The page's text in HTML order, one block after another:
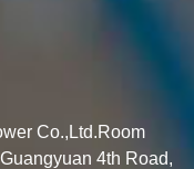
Co.,Ltd.Room
4th Road,